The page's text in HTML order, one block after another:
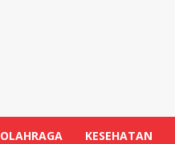
OLAHRAGA KESEHATAN